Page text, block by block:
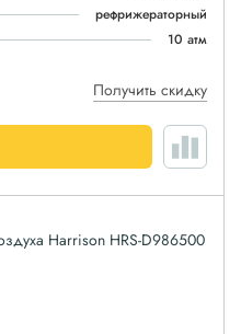
рефрижераторный
10 атм
Получить скидку
Harrison HRS-D986500